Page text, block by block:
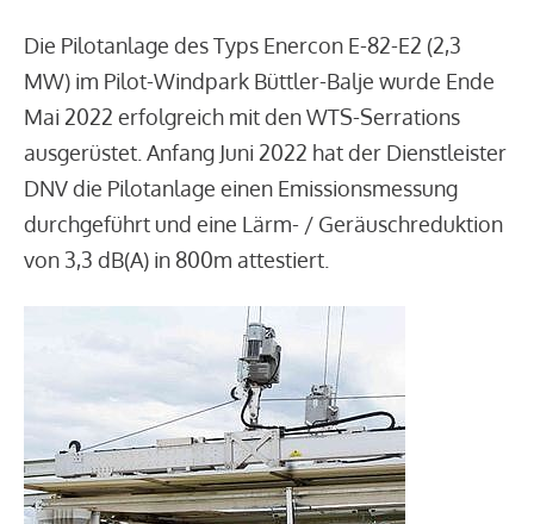
Die Pilotanlage des Typs Enercon E-82-E2 (2,3
MW) im Pilot-Windpark Büttler-Balje wurde Ende
Mai 2022 erfolgreich mit den WTS-Serrations
ausgerüstet. Anfang Juni 2022 hat der Dienstleister
DNV die Pilotanlage einen Emissionsmessung
durchgeführt und eine Lärm- / Geräuschreduktion
von 3,3 dB(A) in 800m attestiert.